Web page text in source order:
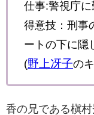
仕事:警視庁
得意技：刑事
ートの下に隠
(野上冴子の
香の兄である槇村